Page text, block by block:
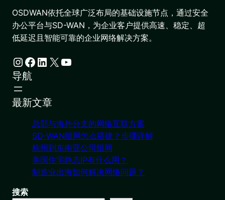
OSDWAN依托全球广泛布局的基础设施节点，通过安全
办公平台与SD-WAN，为企业客户提供高速、稳定、超
低延迟且智能可靠的企业网络解决方案。
Instagram Facebook LinkedIn X YouTube
导航
最新文章
总部与海外分支的网络互联方案
SD-WAN组网怎么搭建？步骤详解
杭州到东南亚公司组网
美国住宅静态IP有什么用？
制造业出海如何解决网络问题？
搜索